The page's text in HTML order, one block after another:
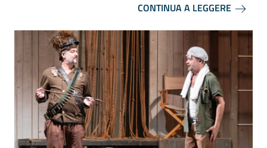
CONTINUA A LEGGERE